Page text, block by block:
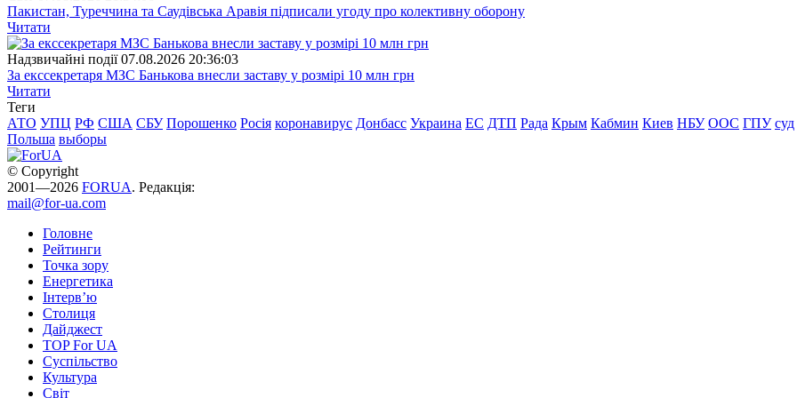
Пакистан, Туреччина та Саудівська Аравія підписали угоду про колективну оборону
Читати
Надзвичайні події 07.08.2026 20:36:03
За екссекретаря МЗС Банькова внесли заставу у розмірі 10 млн грн
Читати
Теги
АТО УПЦ РФ США СБУ Порошенко Росія коронавирус Донбасс Украина ЕС ДТП Рада Крым Кабмин Киев НБУ ООС ГПУ суд
Польша выборы
© Copyright
2001—2026 FORUA. Редакція:
mail@for-ua.com
Головне
Рейтинги
Точка зору
Енергетика
Інтерв’ю
Столиця
Дайджест
TOP For UA
Суспiльство
Культура
Світ